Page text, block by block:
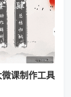
课制作工具